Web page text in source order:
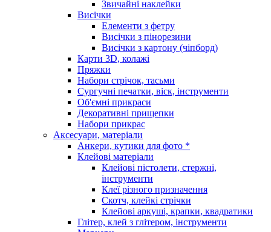
Звичайні наклейки
Висічки
Елементи з фетру
Висічки з пінорезини
Висічки з картону (чіпборд)
Карти 3D, колажі
Пряжки
Набори стрічок, тасьми
Сургучні печатки, віск, інструменти
Об'ємні прикраси
Декоративні прищепки
Набори прикрас
Аксесуари, матеріали
Анкери, кутики для фото *
Клейові матеріали
Клейові пістолети, стержні,
інструменти
Клеї різного призначення
Скотч, клейкі стрічки
Клейові аркуші, крапки, квадратики
Глітер, клей з глітером, інструменти